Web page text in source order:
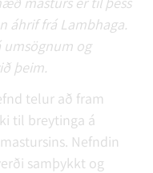
áhrif frá Lambhaga.
umsögnum og
þeim.
telur að fram
til breytinga á
Nefndin
samþykkt og